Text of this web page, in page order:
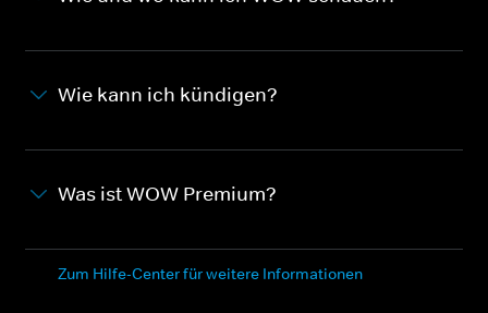
Wie kann ich kündigen?
Was ist WOW Premium?
Zum Hilfe-Center für weitere Informationen